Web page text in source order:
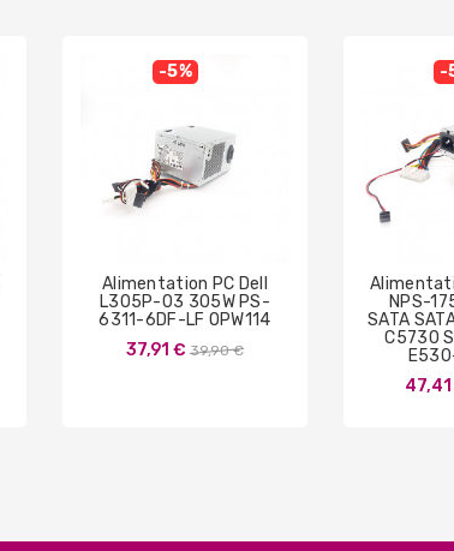
-5%
Alimentation PC Dell
L305P-03 305W PS-
6311-6DF-LF OPW114
37,91 € Prix
39,90 €
-
NPS-
SATA
C5730